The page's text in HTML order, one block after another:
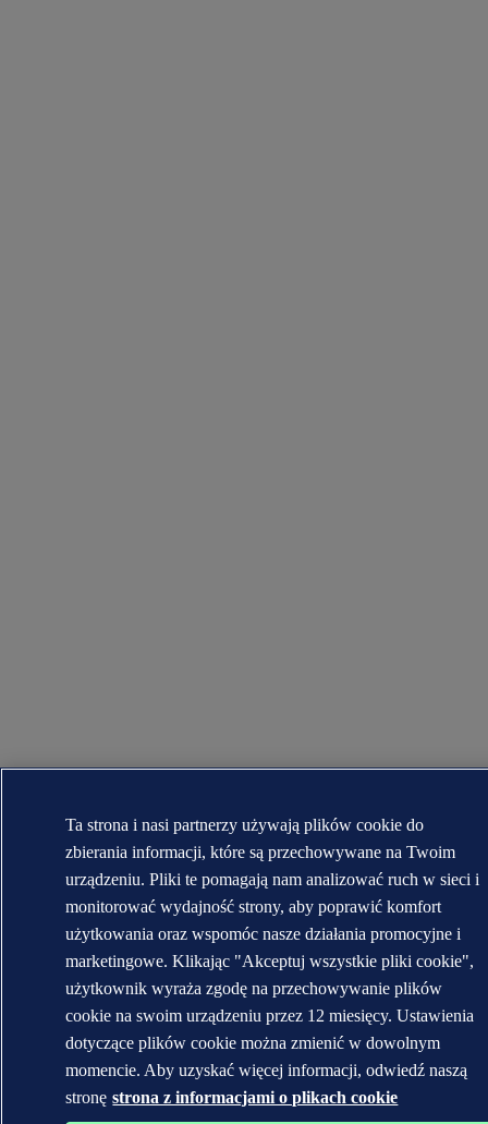
Ta strona i nasi partnerzy używają plików cookie do
zbierania informacji, które są przechowywane na Twoim
urządzeniu. Pliki te pomagają nam analizować ruch w sieci i
monitorować wydajność strony, aby poprawić komfort
użytkowania oraz wspomóc nasze działania promocyjne i
marketingowe. Klikając "Akceptuj wszystkie pliki cookie",
użytkownik wyraża zgodę na przechowywanie plików
cookie na swoim urządzeniu przez 12 miesięcy. Ustawienia
dotyczące plików cookie można zmienić w dowolnym
momencie. Aby uzyskać więcej informacji, odwiedź naszą
stronę strona z informacjami o plikach cookie